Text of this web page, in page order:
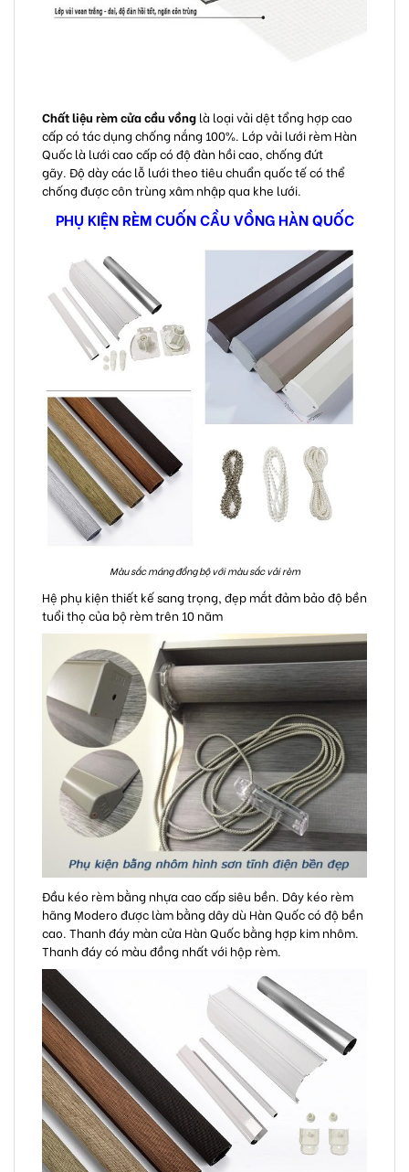
Chất liệu rèm cửa cầu vồng là loại vải dệt tổng hợp cao
cấp có tác dụng chống nắng 100%. Lớp vải lưới rèm Hàn
Quốc là lưới cao cấp có độ đàn hồi cao, chống đứt
gãy. Độ dày các lỗ lưới theo tiêu chuẩn quốc tế có thể
chống được côn trùng xâm nhập qua khe lưới.
PHỤ KIỆN RÈM CUỐN CẦU VỒNG HÀN QUỐC
Màu sắc máng đồng bộ với màu sắc vải rèm
Hệ phụ kiện thiết kế sang trọng, đẹp mắt đảm bảo độ bền
tuổi thọ của bộ rèm trên 10 năm
Đầu kéo rèm bằng nhựa cao cấp siêu bền. Dây kéo rèm
hãng Modero được làm bằng dây dù Hàn Quốc có độ bền
cao. Thanh đáy màn cửa Hàn Quốc bằng hợp kim nhôm.
Thanh đáy có màu đồng nhất với hộp rèm.